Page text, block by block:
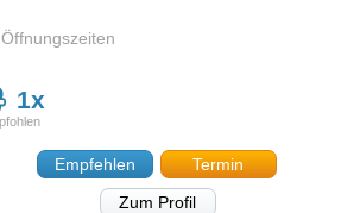
Öffnungszeiten
1x
Empfehlen
Termin
Zum Profil